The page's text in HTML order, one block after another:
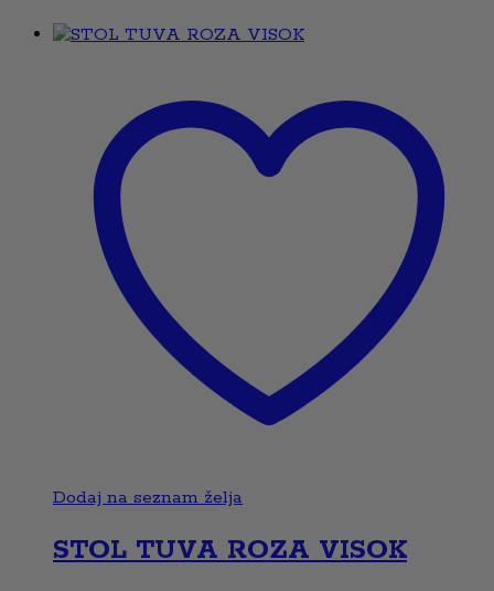
Dodaj na seznam želja
STOL TUVA ROZA VISOK